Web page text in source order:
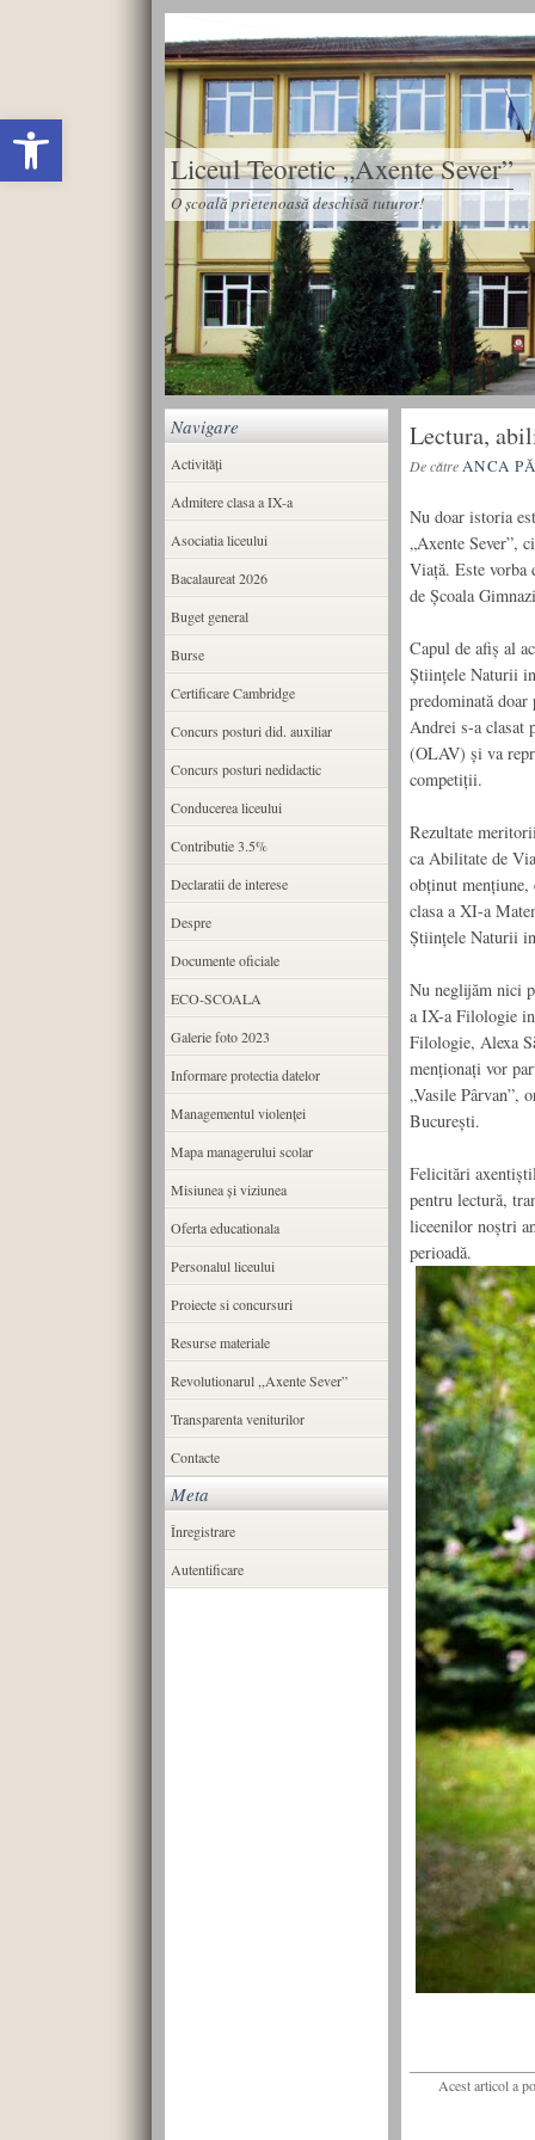
Deschide bara de unelte
Liceul Teoretic „Axente Sever”
O școală prietenoasă deschisă tuturor!
Lectura,
De cătreANCA
Nu doar istoria
„Axente Sever”,
Viață. Este vorba
de Școala
Capul de afiș al
Științele Naturii
predominată
Andrei s-a clasat
(OLAV) și va
competiții.
Rezultate
ca Abilitate de
obținut mențiune,
clasa a XI-a
Științele Naturii
Nu neglijăm nici
a IX-a Filologie
Filologie, Alexa
menționați vor
„Vasile Pârvan”,
București.
Felicitări
pentru lectură,
liceenilor noștri
perioadă.
Acest articol a
Navigare
Activități
Admitere clasa a IX-a
Asociatia liceului
Bacalaureat 2026
Buget general
Burse
Certificare Cambridge
Concurs posturi did. auxiliar
Concurs posturi nedidactic
Conducerea liceului
Contributie 3.5%
Declaratii de interese
Despre
Documente oficiale
ECO-SCOALA
Galerie foto 2023
Informare protectia datelor
Managementul violenței
Mapa managerului scolar
Misiunea şi viziunea
Oferta educationala
Personalul liceului
Proiecte si concursuri
Resurse materiale
Revolutionarul ,,Axente Sever”
Transparenta veniturilor
Contacte
Meta
Înregistrare
Autentificare